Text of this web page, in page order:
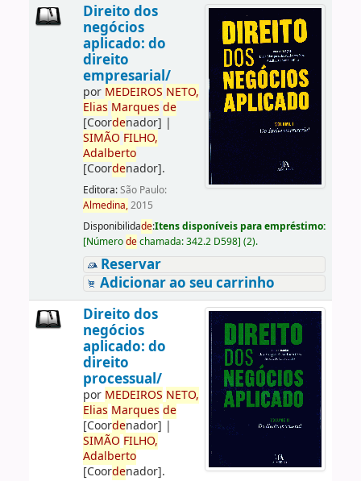
Direito dos
negócios
aplicado: do
direito
empresarial/
por MEDEIROS NETO,
Elias Marques de
[Coordenador] |
SIMÃO FILHO,
Adalberto
[Coordenador].
Editora:São Paulo:
Almedina,2015
Disponibilidade:Itens disponíveis para empréstimo:
[Númerodechamada:342.2 D598] (2).
Reservar
Adicionar ao seu carrinho
Direito dos
negócios
aplicado: do
direito
processual/
por MEDEIROS NETO,
Elias Marques de
[Coordenador] |
SIMÃO FILHO,
Adalberto
[Coordenador].